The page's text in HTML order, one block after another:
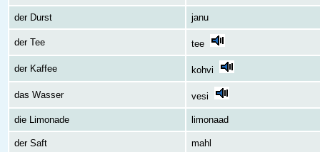
der Durst janu
der Tee tee
der Kaffee kohvi
das Wasser vesi
die Limonade limonaad
der Saft mahl